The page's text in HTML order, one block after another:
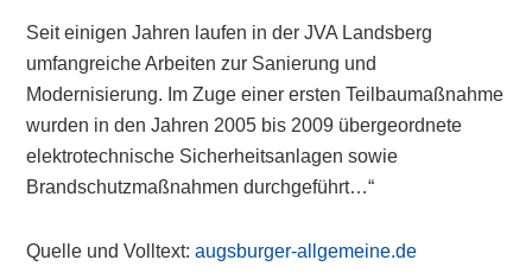
Seit einigen Jahren laufen in der JVA Landsberg
umfangreiche Arbeiten zur Sanierung und
Modernisierung. Im Zuge einer ersten Teilbaumaßnahme
wurden in den Jahren 2005 bis 2009 übergeordnete
elektrotechnische Sicherheitsanlagen sowie
Brandschutzmaßnahmen durchgeführt…“
Quelle und Volltext:augsburger-allgemeine.de